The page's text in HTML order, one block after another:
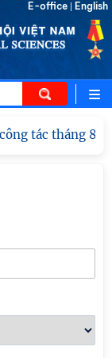
E-office English
tác tháng 8